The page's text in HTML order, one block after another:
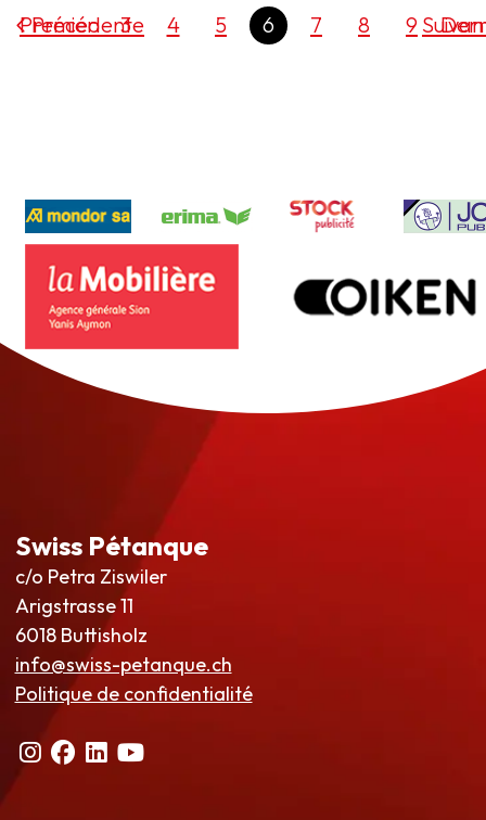
Précédente
Premier 3 4 5 6 7 8 9
Swiss Pétanque
c/o Petra Ziswiler
Arigstrasse 11
6018 Buttisholz
info@swiss-petanque.ch
Politique de confidentialité